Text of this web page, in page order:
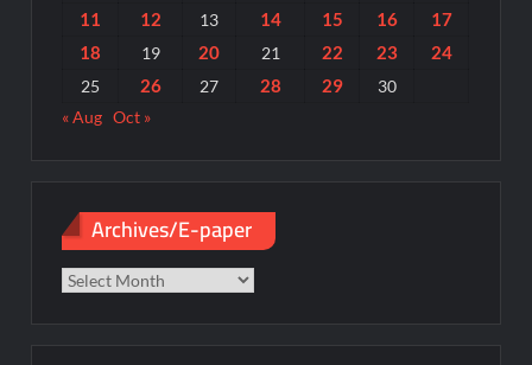
11
12 13 14 15 16
17
18
19 20 21 22 23 24
25 26 27 28 29
30
« Aug Oct »
Archives/E-paper